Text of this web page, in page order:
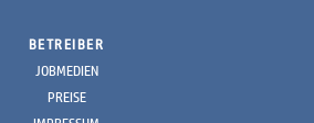
BETREIBER
JOBMEDIEN
PREISE